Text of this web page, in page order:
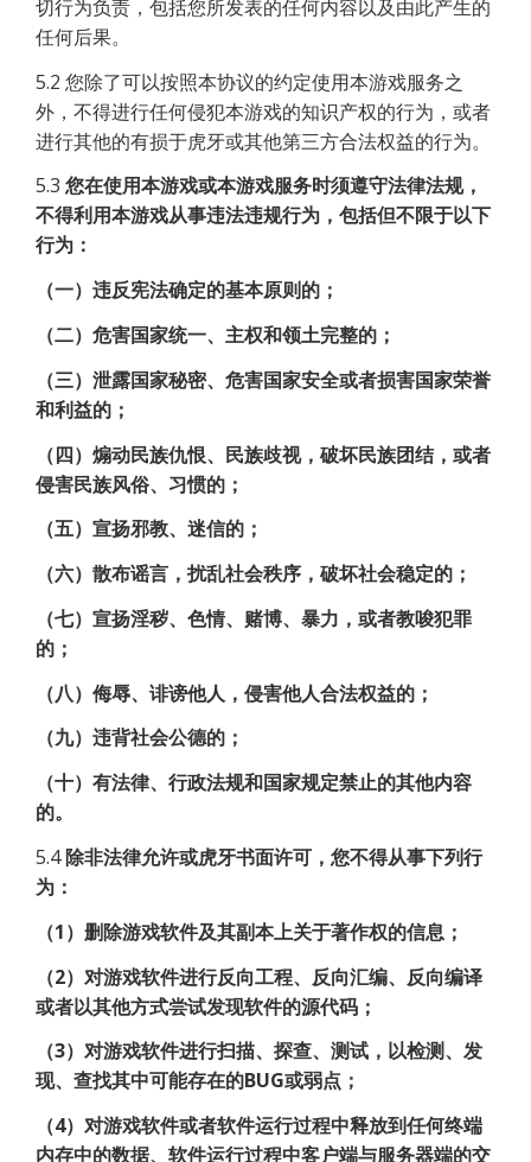
切行为负责，包括您所发表的任何内容以及由此产生的
任何后果。
5.2 您除了可以按照本协议的约定使用本游戏服务之
外，不得进行任何侵犯本游戏的知识产权的行为，或者
进行其他的有损于虎牙或其他第三方合法权益的行为。
5.3 您在使用本游戏或本游戏服务时须遵守法律法规，
不得利用本游戏从事违法违规行为，包括但不限于以下
行为：
（一）违反宪法确定的基本原则的；
（二）危害国家统一、主权和领土完整的；
（三）泄露国家秘密、危害国家安全或者损害国家荣誉
和利益的；
（四）煽动民族仇恨、民族歧视，破坏民族团结，或者
侵害民族风俗、习惯的；
（五）宣扬邪教、迷信的；
（六）散布谣言，扰乱社会秩序，破坏社会稳定的；
（七）宣扬淫秽、色情、赌博、暴力，或者教唆犯罪
的；
（八）侮辱、诽谤他人，侵害他人合法权益的；
（九）违背社会公德的；
（十）有法律、行政法规和国家规定禁止的其他内容
的。
5.4除非法律允许或虎牙书面许可，您不得从事下列行
为：
（1）删除游戏软件及其副本上关于著作权的信息；
（2）对游戏软件进行反向工程、反向汇编、反向编译
或者以其他方式尝试发现软件的源代码；
（3）对游戏软件进行扫描、探查、测试，以检测、发
现、查找其中可能存在的BUG或弱点；
（4）对游戏软件或者软件运行过程中释放到任何终端
内存中的数据、软件运行过程中客户端与服务器端的交